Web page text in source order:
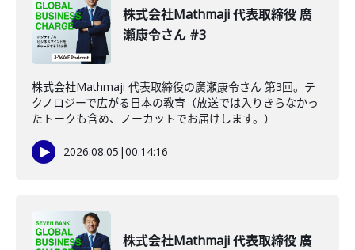
株式会社Mathmaji 代表取締役 廣
瀬康令さん #3
株式会社Mathmaji 代表取締役の廣瀬康令さん 第3回。テ
クノロジーで広がる日本の教育（放送では入りきらなかっ
たトークも含め、ノーカットでお届けします。）
2026.08.05 |00:14:16
株式会社Mathmaji 代表取締役 廣